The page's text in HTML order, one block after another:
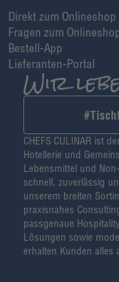
Direkt zum Onlineshop
Fragen zum
Bestell-App
Lieferanten-Portal
CHEFS CULINAR ist
Hotellerie und
Lebensmittel und
schnell, zuverlässig
unserem breiten
praxisnahes
passgenaue
Lösungen sowie
erhalten Kunden alles